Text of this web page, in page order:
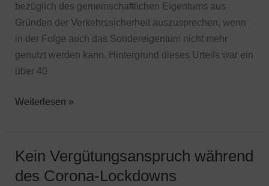
bezüglich des gemeinschaftlichen Eigentums aus
Gründen der Verkehrssicherheit auszusprechen, wenn
in der Folge auch das Sondereigentum nicht mehr
genutzt werden kann. Hintergrund dieses Urteils war ein
über 40
Weiterlesen »
Kein Vergütungsanspruch während
des Corona-Lockdowns
Kein
Vergütungsanspruch